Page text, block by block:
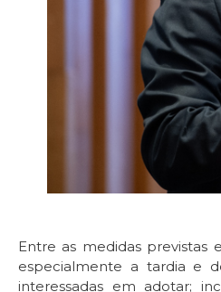
Entre as medidas previstas
especialmente a tardia e
interessadas em adotar;